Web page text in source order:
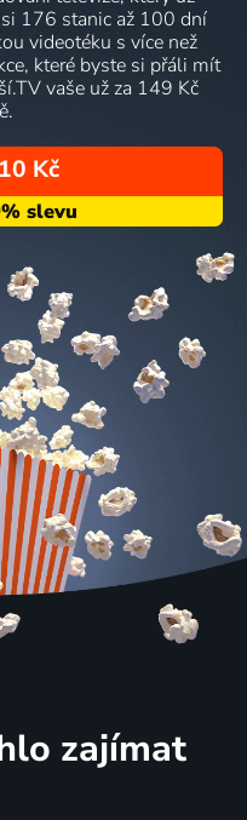
176 stanic až 100 dní
videotéku s více než
které byste si přáli mít
vaše už za 149 Kč
Kč
zajímat